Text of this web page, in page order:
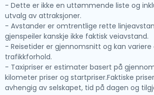
- Dette er ikke en uttømmende liste og
utvalg av attraksjoner.
- Avstander er omtrentlige rette
gjenspeiler kanskje ikke faktisk veiavstand.
- Reisetider er gjennomsnitt og kan
trafikkforhold.
- Taxipriser er estimater basert på
kilometer priser og startpriser.Faktiske
avhengig av selskapet, tid på dagen og